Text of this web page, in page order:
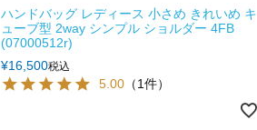
ハンドバッグ レディース 小さめ きれいめ キ
ューブ型 2way シンプル ショルダー 4FB
(07000512r)
¥16,500税込
5.00 （1件）